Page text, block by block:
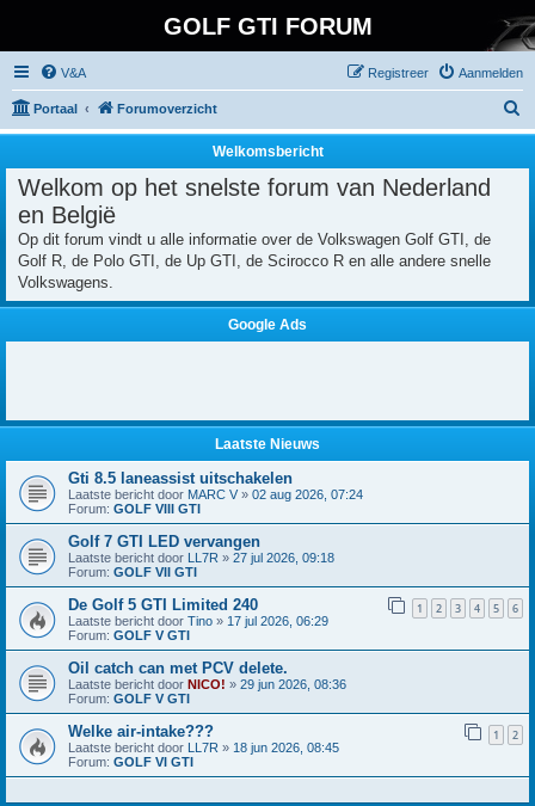
GOLF GTI FORUM
V&A Aanmelden
Registreer
Portaal Forumoverzicht
o
Welkomsbericht
Welkom op het snelste forum van Nederland
en België
Op dit forum vindt u alle informatie over de Volkswagen Golf GTI, de
Golf R, de Polo GTI, de Up GTI, de Scirocco R en alle andere snelle
Volkswagens.
Google Ads
Laatste Nieuws
Gti 8.5 laneassist uitschakelen
Laatste bericht door MARC V » 02 aug 2026, 07:24
Forum: GOLF VIII GTI
Golf 7 GTI LED vervangen
Laatste bericht door LL7R » 27 jul 2026, 09:18
Forum: GOLF VII GTI
De Golf 5 GTI Limited 240 1 2 3 4 5 6
Laatste bericht door Tino » 17 jul 2026, 06:29
Forum: GOLF V GTI
Oil catch can met PCV delete.
Laatste bericht door NICO! » 29 jun 2026, 08:36
Forum: GOLF V GTI
Welke air-intake??? 1 2
Laatste bericht door LL7R » 18 jun 2026, 08:45
Forum: GOLF VI GTI